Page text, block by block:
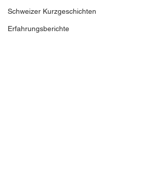
Schweizer Kurzgeschichten
Erfahrungsberichte